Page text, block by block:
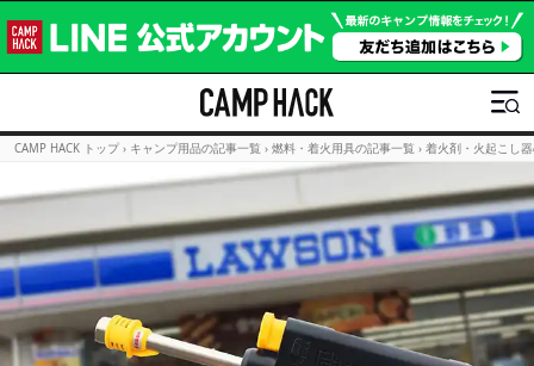
CAMP HACK トップ › キャンプ用品の記事一覧 › 燃料・着火用具の記事一覧 › 着火剤・火起こし